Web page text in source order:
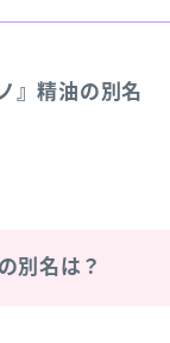
』精油の別名
別名は？